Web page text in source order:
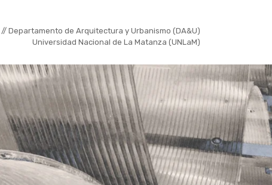
// Departamento de Arquitectura y Urbanismo (DA&U)
Universidad Nacional de La Matanza (UNLaM)